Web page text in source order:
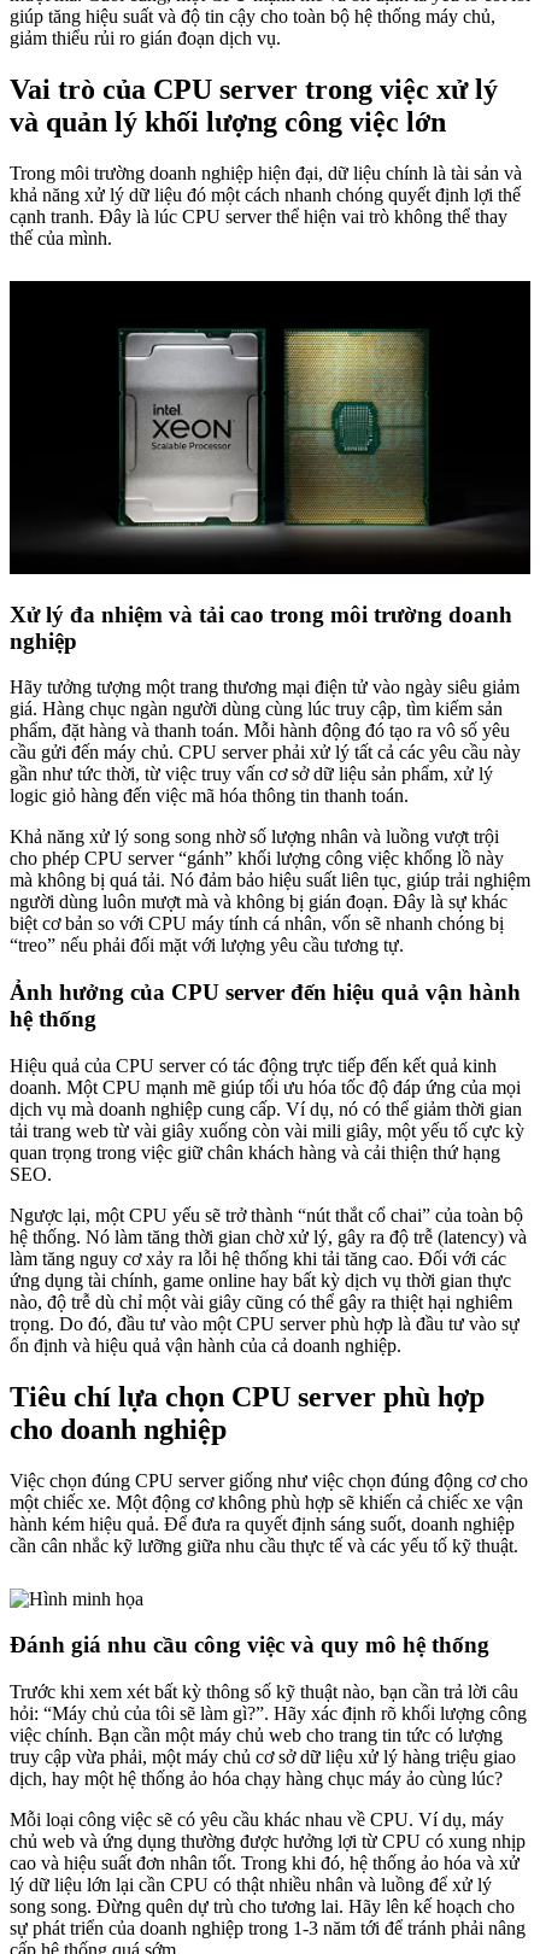
giúp tăng hiệu suất và độ tin cậy cho toàn bộ hệ thống máy chủ,
giảm thiểu rủi ro gián đoạn dịch vụ.
Vai trò của CPU server trong việc xử lý
và quản lý khối lượng công việc lớn
Trong môi trường doanh nghiệp hiện đại, dữ liệu chính là tài sản và
khả năng xử lý dữ liệu đó một cách nhanh chóng quyết định lợi thế
cạnh tranh. Đây là lúc CPU server thể hiện vai trò không thể thay
thế của mình.
Xử lý đa nhiệm và tải cao trong môi trường doanh
nghiệp
Hãy tưởng tượng một trang thương mại điện tử vào ngày siêu giảm
giá. Hàng chục ngàn người dùng cùng lúc truy cập, tìm kiếm sản
phẩm, đặt hàng và thanh toán. Mỗi hành động đó tạo ra vô số yêu
cầu gửi đến máy chủ. CPU server phải xử lý tất cả các yêu cầu này
gần như tức thời, từ việc truy vấn cơ sở dữ liệu sản phẩm, xử lý
logic giỏ hàng đến việc mã hóa thông tin thanh toán.
Khả năng xử lý song song nhờ số lượng nhân và luồng vượt trội
cho phép CPU server “gánh” khối lượng công việc khổng lồ này
mà không bị quá tải. Nó đảm bảo hiệu suất liên tục, giúp trải nghiệm
người dùng luôn mượt mà và không bị gián đoạn. Đây là sự khác
biệt cơ bản so với CPU máy tính cá nhân, vốn sẽ nhanh chóng bị
“treo” nếu phải đối mặt với lượng yêu cầu tương tự.
Ảnh hưởng của CPU server đến hiệu quả vận hành
hệ thống
Hiệu quả của CPU server có tác động trực tiếp đến kết quả kinh
doanh. Một CPU mạnh mẽ giúp tối ưu hóa tốc độ đáp ứng của mọi
dịch vụ mà doanh nghiệp cung cấp. Ví dụ, nó có thể giảm thời gian
tải trang web từ vài giây xuống còn vài mili giây, một yếu tố cực kỳ
quan trọng trong việc giữ chân khách hàng và cải thiện thứ hạng
SEO.
Ngược lại, một CPU yếu sẽ trở thành “nút thắt cổ chai” của toàn bộ
hệ thống. Nó làm tăng thời gian chờ xử lý, gây ra độ trễ (latency) và
làm tăng nguy cơ xảy ra lỗi hệ thống khi tải tăng cao. Đối với các
ứng dụng tài chính, game online hay bất kỳ dịch vụ thời gian thực
nào, độ trễ dù chỉ một vài giây cũng có thể gây ra thiệt hại nghiêm
trọng. Do đó, đầu tư vào một CPU server phù hợp là đầu tư vào sự
ổn định và hiệu quả vận hành của cả doanh nghiệp.
Tiêu chí lựa chọn CPU server phù hợp
cho doanh nghiệp
Việc chọn đúng CPU server giống như việc chọn đúng động cơ cho
một chiếc xe. Một động cơ không phù hợp sẽ khiến cả chiếc xe vận
hành kém hiệu quả. Để đưa ra quyết định sáng suốt, doanh nghiệp
cần cân nhắc kỹ lưỡng giữa nhu cầu thực tế và các yếu tố kỹ thuật.
Đánh giá nhu cầu công việc và quy mô hệ thống
Trước khi xem xét bất kỳ thông số kỹ thuật nào, bạn cần trả lời câu
hỏi: “Máy chủ của tôi sẽ làm gì?”. Hãy xác định rõ khối lượng công
việc chính. Bạn cần một máy chủ web cho trang tin tức có lượng
truy cập vừa phải, một máy chủ cơ sở dữ liệu xử lý hàng triệu giao
dịch, hay một hệ thống ảo hóa chạy hàng chục máy ảo cùng lúc?
Mỗi loại công việc sẽ có yêu cầu khác nhau về CPU. Ví dụ, máy
chủ web và ứng dụng thường được hưởng lợi từ CPU có xung nhịp
cao và hiệu suất đơn nhân tốt. Trong khi đó, hệ thống ảo hóa và xử
lý dữ liệu lớn lại cần CPU có thật nhiều nhân và luồng để xử lý
song song. Đừng quên dự trù cho tương lai. Hãy lên kế hoạch cho
sự phát triển của doanh nghiệp trong 1-3 năm tới để tránh phải nâng